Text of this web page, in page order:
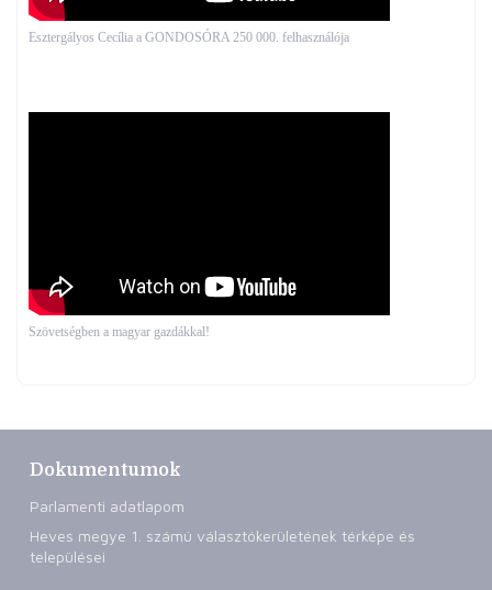
Esztergályos Cecília a GONDOSÓRA 250 000. felhasználója
Szövetségben a magyar gazdákkal!
Dokumentumok
Parlamenti adatlapom
Heves megye 1. számú választókerületének térképe és
települései